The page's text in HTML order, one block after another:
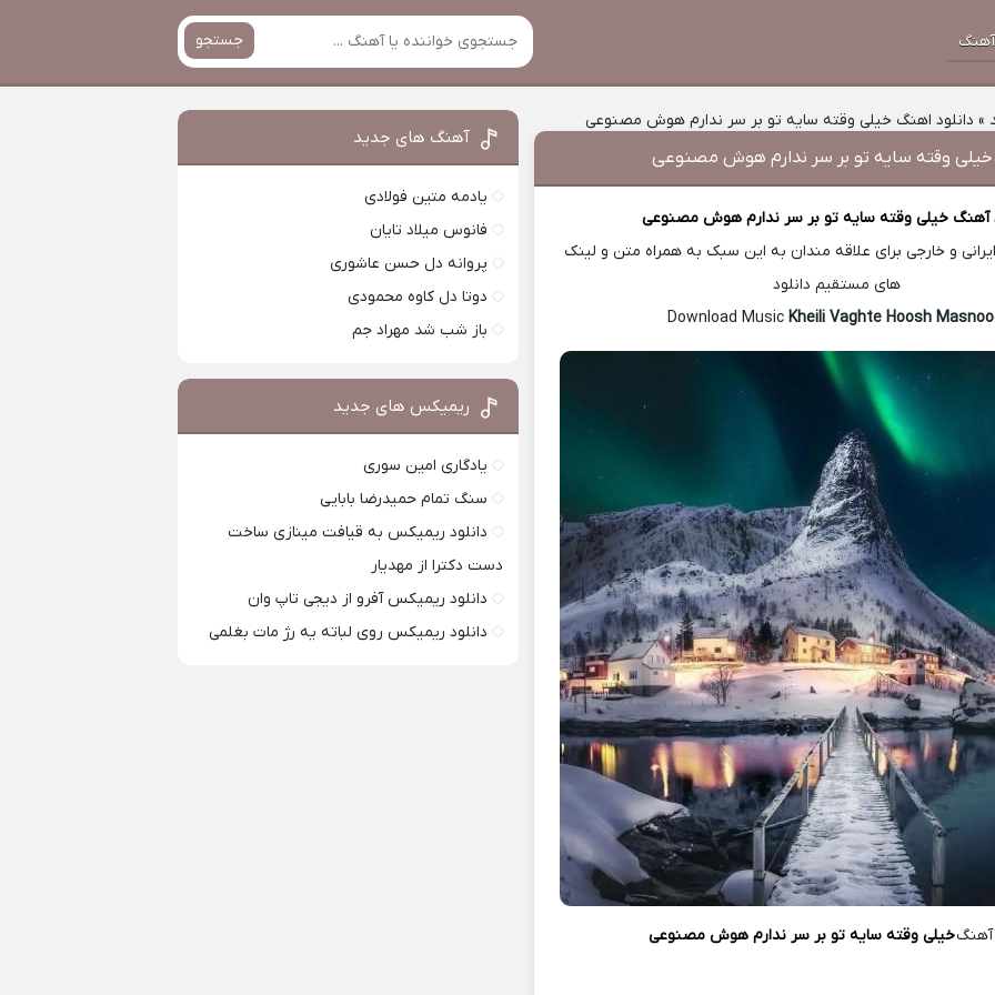
جستجو
» دانلود اهنگ خیلی وقته سایه تو بر سر ندارم هوش مصنوعی
خیلی وقته سایه تو بر سر ندارم هوش مصنوعی
آهنگ خیلی وقته سایه تو بر سر ندارم هوش مصنوعی
و خارجی برای علاقه مندان به این سبک به همراه متن و لینک
های مستقیم دانلود
Kheili Vaghte Hoosh
خیلی وقته سایه تو بر سر ندارم هوش مصنوعی
آهنگ های جدید
یادمه متین فولادی
فانوس میلاد تایان
پروانه دل حسن عاشوری
دوتا دل کاوه محمودی
باز شب شد مهراد جم
ریمیکس های جدید
یادگاری امین سوری
سنگ تمام حمیدرضا بابایی
دانلود ریمیکس به قیافت مینازی ساخت
دست دکترا از مهدیار
دانلود ریمیکس آفرو از ديجی تاپ وان
دانلود ریمیکس روی لباته یه رژ مات بغلمی